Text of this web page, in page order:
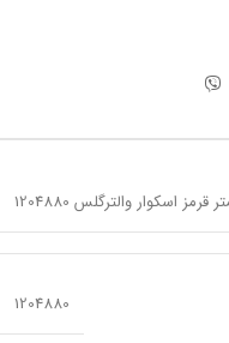
1204880